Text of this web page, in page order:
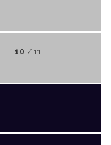
10 / 11